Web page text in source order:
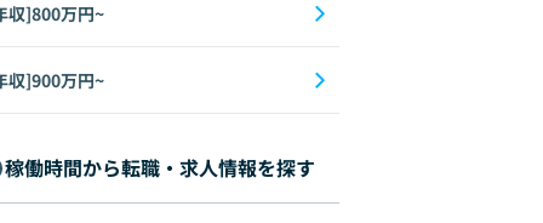
収]800万円~
収]900万円~
稼働時間から転職・求人情報を探す